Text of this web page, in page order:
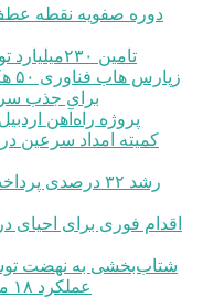
تامین ۲۳۰میلیارد تومان برای تکمیل تالار شهر اردبیل
برای جذب
پروژه راه‌آهن
شتاب‌بخشی به نهضت
عملکرد ۱۸ ماهه امامی یگانه مورد قبول است